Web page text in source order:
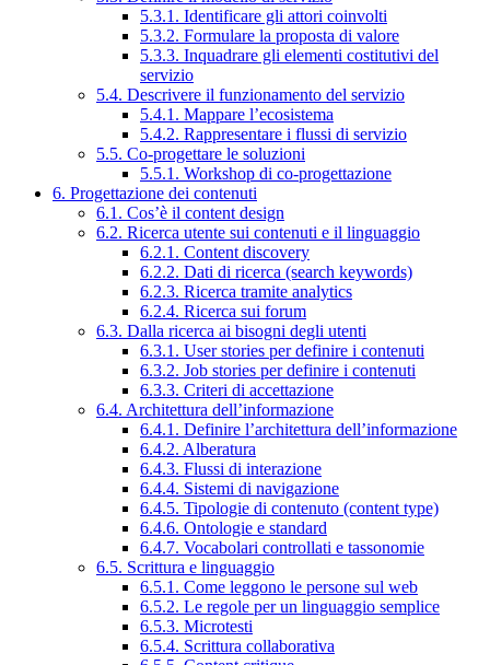
5.3.1. Identificare gli attori coinvolti
5.3.2. Formulare la proposta di valore
5.3.3. Inquadrare gli elementi costitutivi del
servizio
5.4. Descrivere il funzionamento del servizio
5.4.1. Mappare l’ecosistema
5.4.2. Rappresentare i flussi di servizio
5.5. Co-progettare le soluzioni
5.5.1. Workshop di co-progettazione
6. Progettazione dei contenuti
6.1. Cos’è il content design
6.2. Ricerca utente sui contenuti e il linguaggio
6.2.1. Content discovery
6.2.2. Dati di ricerca (search keywords)
6.2.3. Ricerca tramite analytics
6.2.4. Ricerca sui forum
6.3. Dalla ricerca ai bisogni degli utenti
6.3.1. User stories per definire i contenuti
6.3.2. Job stories per definire i contenuti
6.3.3. Criteri di accettazione
6.4. Architettura dell’informazione
6.4.1. Definire l’architettura dell’informazione
6.4.2. Alberatura
6.4.3. Flussi di interazione
6.4.4. Sistemi di navigazione
6.4.5. Tipologie di contenuto (content type)
6.4.6. Ontologie e standard
6.4.7. Vocabolari controllati e tassonomie
6.5. Scrittura e linguaggio
6.5.1. Come leggono le persone sul web
6.5.2. Le regole per un linguaggio semplice
6.5.3. Microtesti
6.5.4. Scrittura collaborativa